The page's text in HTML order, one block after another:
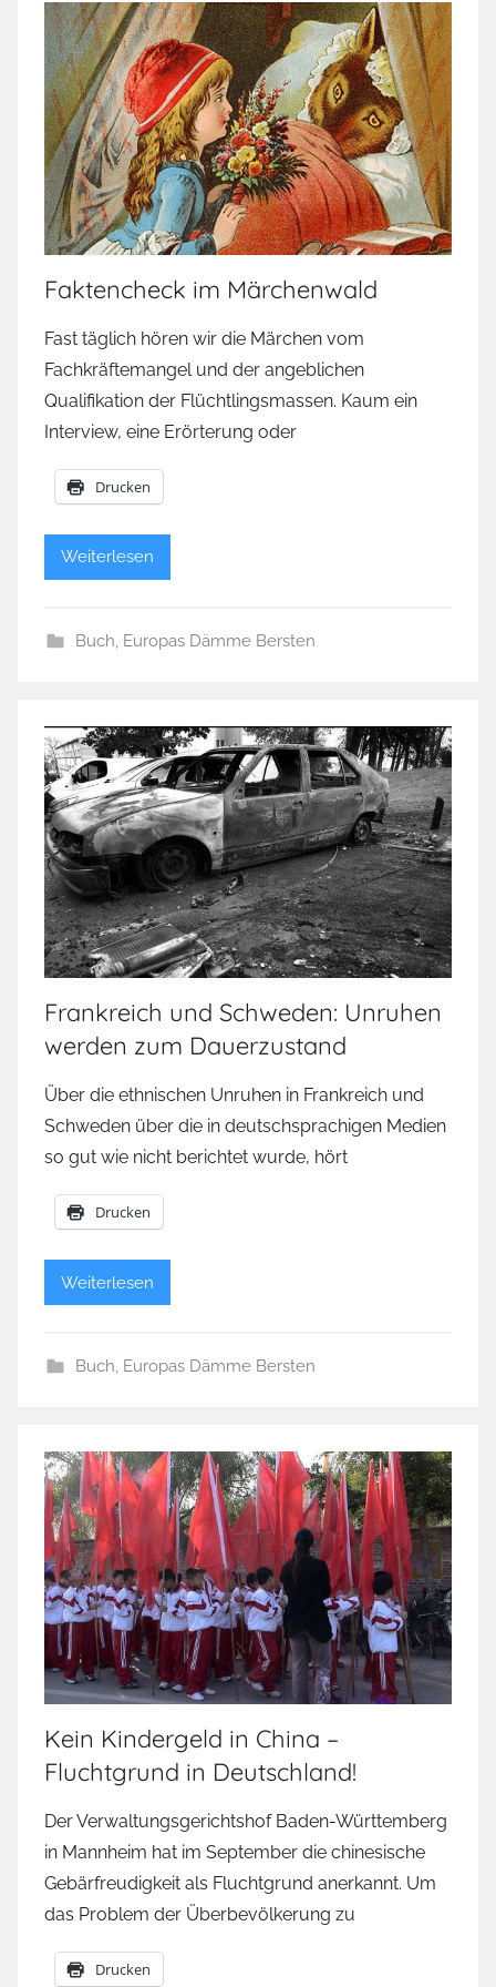
Faktencheck im Märchenwald
Fast täglich hören wir die Märchen vom
Fachkräftemangel und der angeblichen
Qualifikation der Flüchtlingsmassen. Kaum ein
Interview, eine Erörterung oder
Drucken
Weiterlesen
Buch Europas Dämme Bersten
Frankreich und Schweden: Unruhen
werden zum Dauerzustand
Über die ethnischen Unruhen in Frankreich und
Schweden über die in deutschsprachigen Medien
so gut wie nicht berichtet wurde, hört
Drucken
Weiterlesen
Buch, Europas Dämme Bersten
Kein Kindergeld in China –
Fluchtgrund in Deutschland!
Der Verwaltungsgerichtshof Baden-Württemberg
in Mannheim hat im September die chinesische
Gebärfreudigkeit als Fluchtgrund anerkannt. Um
das Problem der Überbevölkerung zu
Drucken